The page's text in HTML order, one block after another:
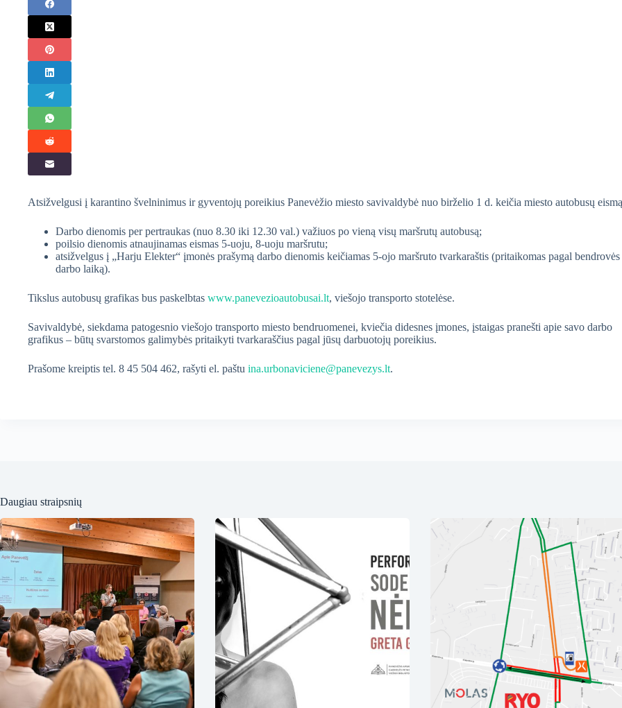
Atsižvelgusi į karantino švelninimus ir gyventojų poreikius Panevėžio miesto savivaldybė nuo birželio 1 d. keičia miesto autobusų
Darbo dienomis per pertraukas (nuo 8.30 iki 12.30 val.) važiuos po vieną visų maršrutų autobusą;
poilsio dienomis atnaujinamas eismas 5-uoju, 8-uoju maršrutu;
atsižvelgus į „Harju Elekter“ įmonės prašymą darbo dienomis keičiamas 5-ojo maršruto tvarkaraštis (pritaikomas pagal bendrovės
darbo laiką).
Tikslus autobusų grafikas bus paskelbtas www.panevezioautobusai.lt, viešojo transporto stotelėse.
Savivaldybė, siekdama patogesnio viešojo transporto miesto bendruomenei, kviečia didesnes įmones, įstaigas pranešti apie savo darbo
grafikus – būtų svarstomos galimybės pritaikyti tvarkaraščius pagal jūsų darbuotojų poreikius.
Prašome kreiptis tel. 8 45 504 462, rašyti el. paštu ina.urbonaviciene@panevezys.lt.
Daugiau straipsnių